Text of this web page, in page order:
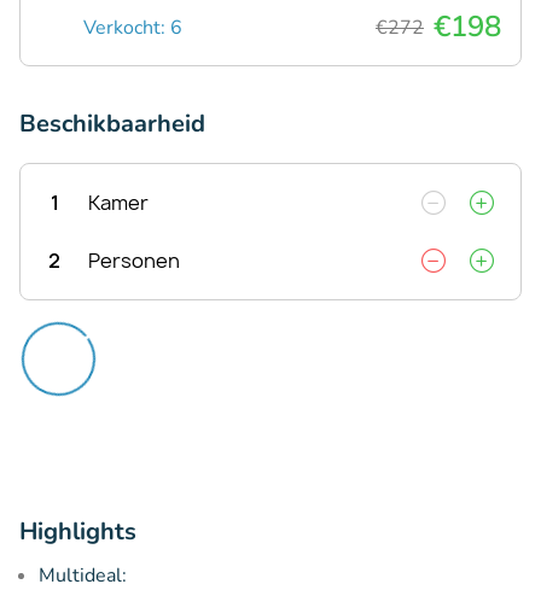
Verkocht: 6 €272 €198
Beschikbaarheid
1 Kamer
2 Personen
Highlights
Multideal: